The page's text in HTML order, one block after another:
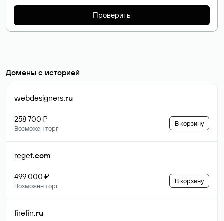
Проверить
Домены с историей
webdesigners.ru
258 700 ₽
Возможен торг
В корзину
reget.com
499 000 ₽
Возможен торг
В корзину
firefin.ru